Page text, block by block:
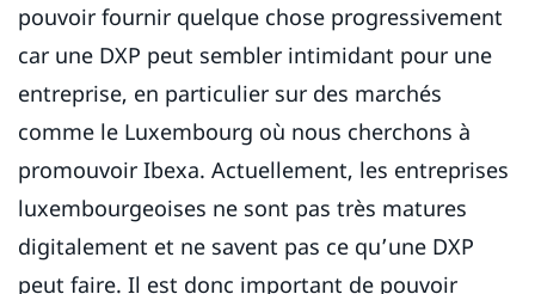
pouvoir fournir quelque chose progressivement
car une DXP peut sembler intimidant pour une
entreprise, en particulier sur des marchés
comme le Luxembourg où nous cherchons à
promouvoir Ibexa. Actuellement, les entreprises
luxembourgeoises ne sont pas très matures
digitalement et ne savent pas ce qu’une DXP
peut faire. Il est donc important de pouvoir